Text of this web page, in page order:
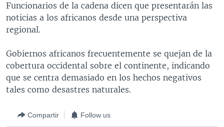
FORO [RADIO]
DEPORTIVO INTERNACIONAL
ENTRETENIMIENTO
Funcionarios de la cadena dicen que presentarán las
noticias a los africanos desde una perspectiva
regional.
Gobiernos africanos frecuentemente se quejan de la
cobertura occidental sobre el continente, indicando
que se centra demasiado en los hechos negativos
tales como desastres naturales.
Compartir Follow us